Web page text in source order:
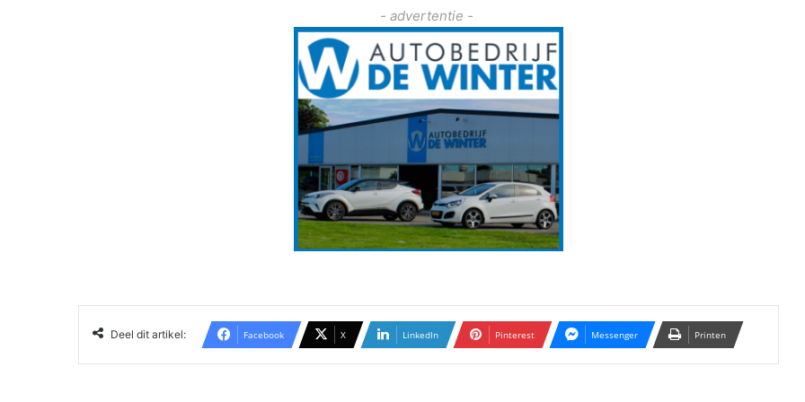
- advertentie -
Deel dit artikel: Facebook X LinkedIn Pinterest Messenger Printen